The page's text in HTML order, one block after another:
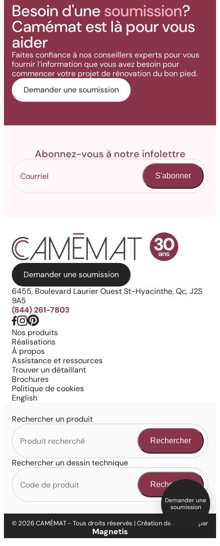
Demander une
soumission
Besoin d'une soumission?
Camémat est là pour vous
aider
Faites confiance à nos conseillers experts pour vous
fournir l’information que vous avez besoin pour
commencer votre projet de rénovation du bon pied.
Demander une soumission
Abonnez-vous à notre infolettre
S'abonner
Demander une soumission
6455, Boulevard Laurier Ouest St-Hyacinthe, Qc, J2S
9A5
(844) 261-7803
Nos produits
Réalisations
À propos
Assistance et ressources
Trouver un détaillant
Brochures
Politique de cookies
English
Rechercher un produit
Rechercher
Rechercher un dessin technique
Rechercher
© 2026 CAMÉMAT - Tous droits réservés | Création de site web par
Magnetis